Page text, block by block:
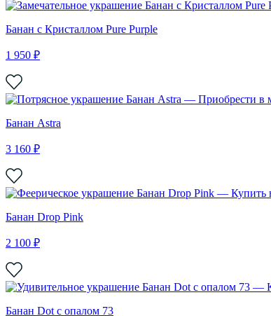
Банан с Кристаллом Pure Purple
1 950 ₽
Банан Astra
3 160 ₽
Банан Drop Pink
2 100 ₽
Банан Dot с опалом 73